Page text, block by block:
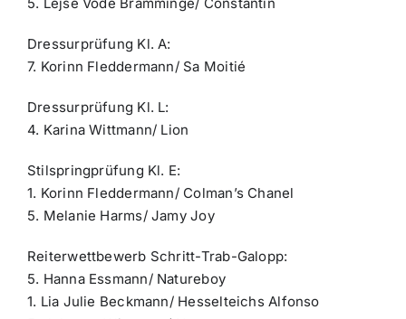
Dressurprüfung Kl. A:
7. Korinn Fleddermann/ Sa Moitié
Dressurprüfung Kl. L:
4. Karina Wittmann/ Lion
Stilspringprüfung Kl. E:
1. Korinn Fleddermann/ Colman’s Chanel
5. Melanie Harms/ Jamy Joy
Reiterwettbewerb Schritt-Trab-Galopp:
5. Hanna Essmann/ Natureboy
1. Lia Julie Beckmann/ Hesselteichs Alfonso